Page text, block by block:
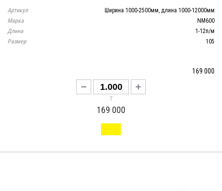
Артикул
Ширина 1000-2500мм, длина 1000-12000мм
Марка
NM600
Длина
1-12п/м
Размер
105
169 000
т
169 000